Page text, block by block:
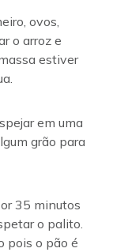
ovos,
o arroz e
estiver
em uma
grão para
35 minutos
o palito.
pois o pão é